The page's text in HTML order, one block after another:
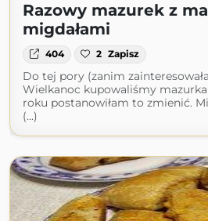
Razowy mazurek z
migdałami
404 2 Zapisz
Do tej pory (zanim
Wielkanoc kupowaliśmy
roku postanowiłam to zmienić.
(...)